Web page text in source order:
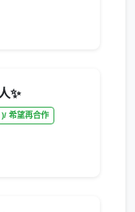
✨
)/ 希望再合作